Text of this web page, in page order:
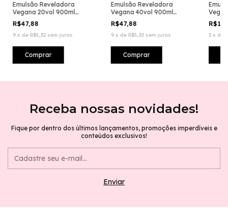
Emulsão Reveladora
Vegana 20vol 900ml
(Água Oxigenada)
R$47,88
9 x de R$5,32 sem juros
Emulsão Reveladora
Vegana 40vol 900ml
(Água Oxigenada)
R$47,88
9 x de R$5,32 sem juros 2 x de
Receba nossas novidades!
Fique por dentro dos últimos lançamentos, promoções imperdíveis e
conteúdos exclusivos!